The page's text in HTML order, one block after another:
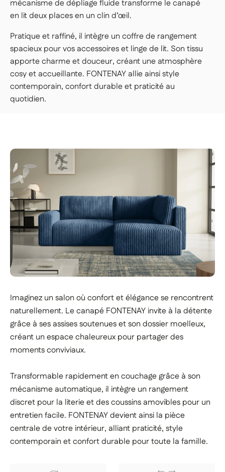
LIVRAISON PREMIUM — 179€
Nos livreurs livrent dans la pièce de votre
choix, déballent et installent votre article.
👉 Parfait si vous voulez une expérience clé
en main, sans rien avoir à faire.
Important | Si vous habitez en étage et que vous ne
disposez pas d'un ascenseur conforme aux dimensions
des colis, un monte-charges peut-être sollicité durant la
livraison (frais supplémentaires), précisez à notre service
mécanisme de dépliage fluide transforme le canapé
en lit deux places en un clin d’œil.
Pratique et raffiné, il intègre un coffre de rangement
spacieux pour vos accessoires et linge de lit. Son tissu
apporte charme et douceur, créant une atmosphère
cosy et accueillante. FONTENAY allie ainsi style
contemporain, confort durable et praticité au
quotidien.
Imaginez un salon où confort et élégance se rencontrent
naturellement. Le canapé FONTENAY invite à la détente
grâce à ses assises soutenues et son dossier moelleux,
créant un espace chaleureux pour partager des
moments conviviaux.
Transformable rapidement en couchage grâce à son
mécanisme automatique, il intègre un rangement
discret pour la literie et des coussins amovibles pour un
entretien facile. FONTENAY devient ainsi la pièce
centrale de votre intérieur, alliant praticité, style
contemporain et confort durable pour toute la famille.